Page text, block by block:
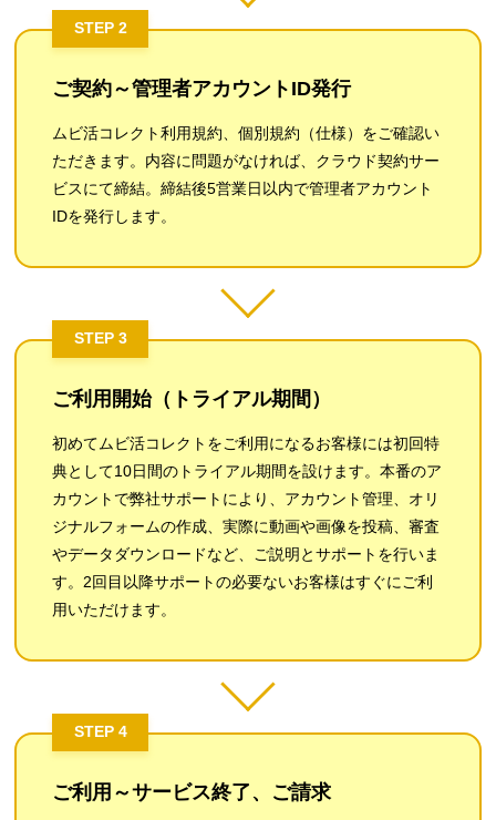
STEP 2
ご契約～管理者アカウントID発行
ムビ活コレクト利用規約、個別規約（仕様）をご確認い
ただきます。内容に問題がなければ、クラウド契約サー
ビスにて締結。締結後5営業日以内で管理者アカウント
IDを発行します。
STEP 3
ご利用開始（トライアル期間）
初めてムビ活コレクトをご利用になるお客様には初回特
典として10日間のトライアル期間を設けます。本番のア
カウントで弊社サポートにより、アカウント管理、オリ
ジナルフォームの作成、実際に動画や画像を投稿、審査
やデータダウンロードなど、ご説明とサポートを行いま
す。2回目以降サポートの必要ないお客様はすぐにご利
用いただけます。
STEP 4
ご利用～サービス終了、ご請求